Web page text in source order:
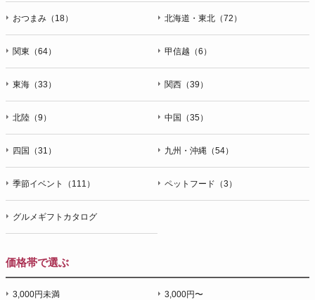
おつまみ（18） 北海道・東北（72）
関東（64） 甲信越（6）
東海（33） 関西（39）
北陸（9） 中国（35）
四国（31） 九州・沖縄（54）
季節イベント（111） ペットフード（3）
グルメギフトカタログ
価格帯で選ぶ
3,000円未満 3,000円〜